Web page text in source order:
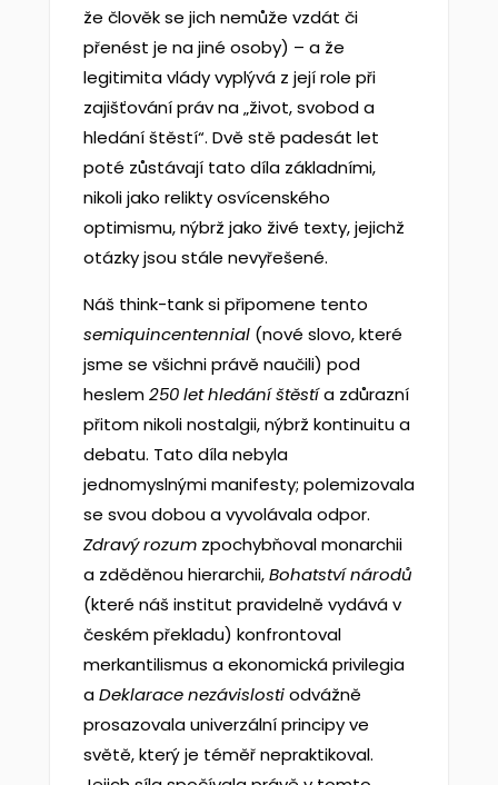
že člověk se jich nemůže vzdát či
přenést je na jiné osoby) – a že
legitimita vlády vyplývá z její role při
zajišťování práv na „život, svobod a
hledání štěstí“. Dvě stě padesát let
poté zůstávají tato díla základními,
nikoli jako relikty osvícenského
optimismu, nýbrž jako živé texty, jejichž
otázky jsou stále nevyřešené.
Náš think-tank si připomene tento
semiquincentennial(nové slovo, které
jsme se všichni právě naučili) pod
heslem250 let hledání štěstía zdůrazní
přitom nikoli nostalgii, nýbrž kontinuitu a
debatu. Tato díla nebyla
jednomyslnými manifesty; polemizovala
se svou dobou a vyvolávala odpor.
Zdravý rozumzpochybňoval monarchii
a zděděnou hierarchii,Bohatství národů
(které náš institut pravidelně vydává v
českém překladu) konfrontoval
merkantilismus a ekonomická privilegia
aDeklarace nezávislostiodvážně
prosazovala univerzální principy ve
světě, který je téměř nepraktikoval.